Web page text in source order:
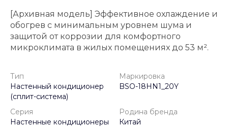
[Архивная модель] Эффективное охлаждение и
обогрев с минимальным уровнем шума и
защитой от коррозии для комфортного
микроклимата в жилых помещениях до 53 м².
Тип
Настенный кондиционер
(сплит-система)
Маркировка
BSO-18HN1_20Y
Серия
Настенные кондиционеры
Родина бренда
Китай